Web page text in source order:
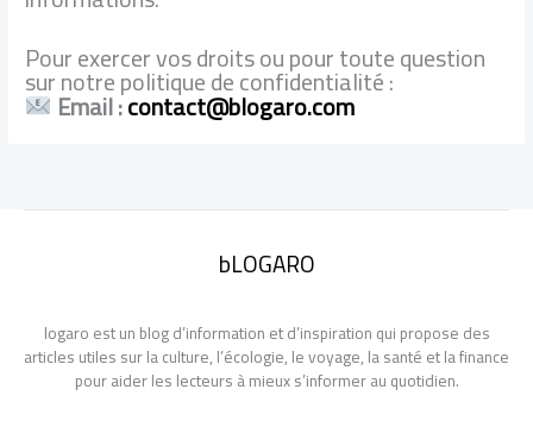
Pour exercer vos droits ou pour toute question
sur notre politique de confidentialité :
Email :contact@blogaro.com
bLOGARO
logaro est un blog d’information et d’inspiration qui propose des
articles utiles sur la culture, l’écologie, le voyage, la santé et la finance
pour aider les lecteurs à mieux s’informer au quotidien.